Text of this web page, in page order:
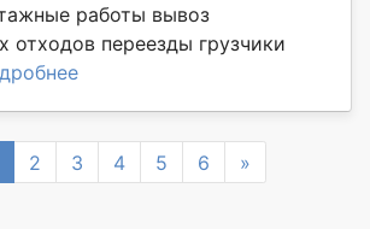
работы вывоз
отходов переезды грузчики
2 3 4 5 6 »